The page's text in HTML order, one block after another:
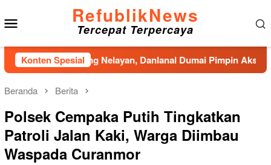
ke
konten
RefublikNews
Tercepat Terpercaya
Konten Spesial
Kampung Nelayan, Danlanal Dumai Pimpin Aksi Bakti Sosial
Beranda Berita
Polsek Cempaka Putih Tingkatkan
Patroli Jalan Kaki, Warga Diimbau
Waspada Curanmor